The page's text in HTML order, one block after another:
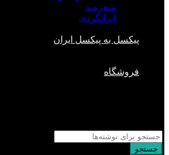
سفرمند
ایرانگردی
پیکسل به پیکسل ایران
فروشگاه
جستجو